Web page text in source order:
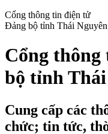
Cổng thông tin điện tử
Đảng bộ tỉnh Thái Nguyên
Cổng
bộ tỉnh
Cung cấp các
chức; tin tức,